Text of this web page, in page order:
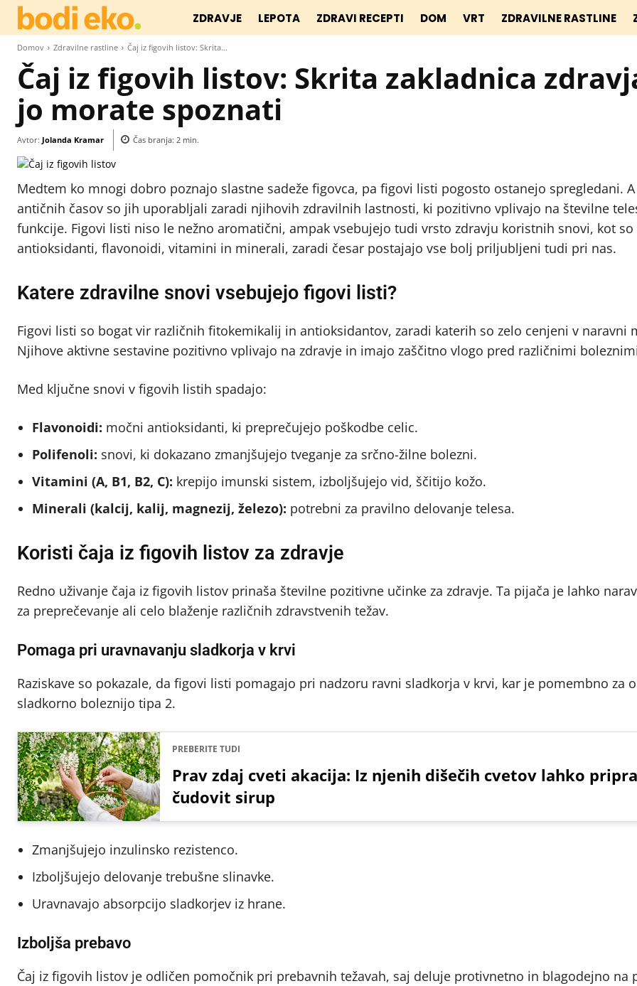
ZDRAVJE LEPOTA ZDRAVI RECEPTI DOM VRT ZDRAVILNE RASTLINE
Domov Zdravilne rastline Čaj iz figovih listov: Skrita...
Čaj iz figovih listov: Skrita zakladnica
jo morate spoznati
Avtor: Jolanda Kramar Čas branja: 2 min.
Medtem ko mnogi dobro poznajo slastne sadeže figovca, pa figovi listi pogosto ostanejo spregledani.
antičnih časov so jih uporabljali zaradi njihovih zdravilnih lastnosti, ki pozitivno vplivajo na številne
funkcije. Figovi listi niso le nežno aromatični, ampak vsebujejo tudi vrsto zdravju koristnih snovi, kot so
antioksidanti, flavonoidi, vitamini in minerali, zaradi česar postajajo vse bolj priljubljeni tudi pri nas.
Katere zdravilne snovi vsebujejo figovi listi?
Figovi listi so bogat vir različnih fitokemikalij in antioksidantov, zaradi katerih so zelo cenjeni v naravni
Njihove aktivne sestavine pozitivno vplivajo na zdravje in imajo zaščitno vlogo pred različnimi
Med ključne snovi v figovih listih spadajo:
Flavonoidi: močni antioksidanti, ki preprečujejo poškodbe celic.
Polifenoli: snovi, ki dokazano zmanjšujejo tveganje za srčno-žilne bolezni.
Vitamini (A, B1, B2, C): krepijo imunski sistem, izboljšujejo vid, ščitijo kožo.
Minerali (kalcij, kalij, magnezij, železo): potrebni za pravilno delovanje telesa.
Koristi čaja iz figovih listov za zdravje
Redno uživanje čaja iz figovih listov prinaša številne pozitivne učinke za zdravje. Ta pijača je lahko
za preprečevanje ali celo blaženje različnih zdravstvenih težav.
Pomaga pri uravnavanju sladkorja v krvi
Raziskave so pokazale, da figovi listi pomagajo pri nadzoru ravni sladkorja v krvi, kar je pomembno za
sladkorno boleznijo tipa 2.
PREBERITE TUDI
Prav zdaj cveti akacija: Iz njenih dišečih cvetov lahko
čudovit sirup
Zmanjšujejo inzulinsko rezistenco.
Izboljšujejo delovanje trebušne slinavke.
Uravnavajo absorpcijo sladkorjev iz hrane.
Izboljša prebavo
Čaj iz figovih listov je odličen pomočnik pri prebavnih težavah, saj deluje protivnetno in blagodejno na